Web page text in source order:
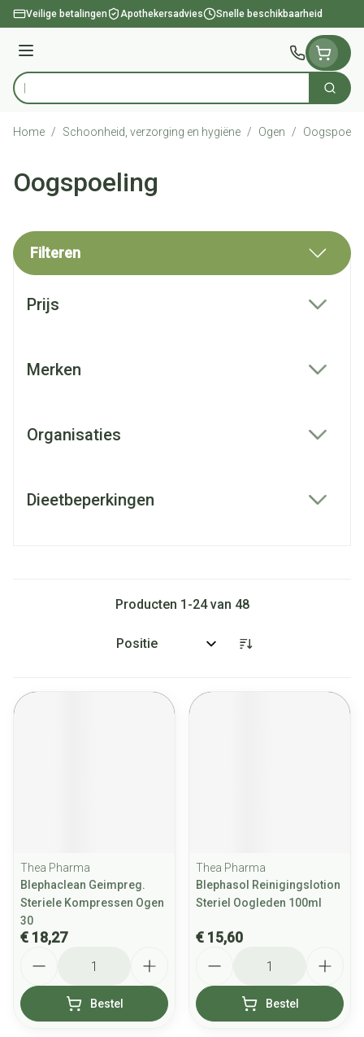
Ga naar de inhoud
Veilige betalingen Apothekersadvies Snelle beschikbaarheid
Menu
Product, merk, categorie... Zoek
Home / Schoonheid, verzorging en hygiëne / Ogen /
Oogspoeling
Filteren
Prijs
Merken
Organisaties
Dieetbeperkingen
Producten 1 -24van 48
Sorteer op:
Thea Pharma
Blephaclean Geimpreg.
Steriele Kompressen Ogen
30
€ 18,27
Bestel
Thea Pharma
Blephasol Reinigingslotion
Steriel Oogleden 100ml
€ 15,60
Bestel